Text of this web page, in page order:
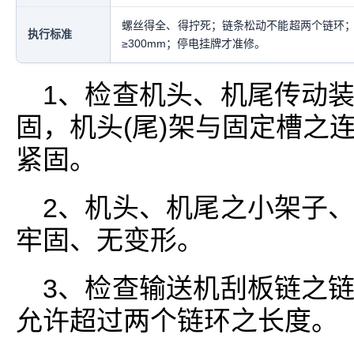
执行标准
螺丝得全、得拧死；链条松动不能超两个链环
≥300mm；停电挂牌才准修。
1、检查机头、机尾传动
固，机头(尾)架与固定槽之
紧固。
2、机头、机尾之小架子
牢固、无变形。
3、检查输送机刮板链之
允许超过两个链环之长度。